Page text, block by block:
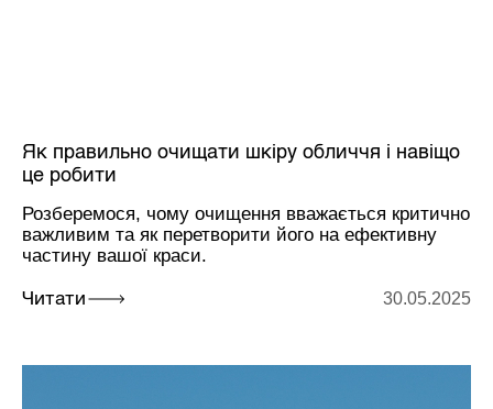
Як правильно очищати шкіру обличчя і навіщо
це робити
Розберемося, чому очищення вважається критично
важливим та як перетворити його на ефективну
частину вашої краси.
Читати 30.05.2025